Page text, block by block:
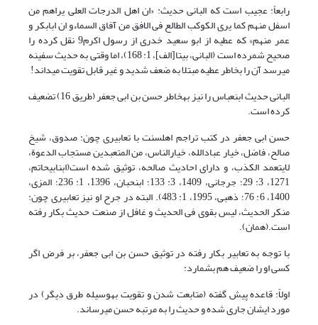
رابعاً: عجیب است که البانی حدیث: «ان اهل الدرجات العلی یراهم من
اسفل منهم کما یری الکوکب الطالع فی الافق من آفاق السماءو ان ابابکر و
عمر منهم» که عطیه از ابو سعید خدری از رسول اکرم9 نقل کرده را
صحیح شمرده است (البانی، بی‏تا[الف]، 1: 168)، اما وقتی به حدیث سفینه
می‏رسد آن را بخاطر عطیه مبتلا به ضعف شدید و غیر قابل تقویت می‏داند!
البانی حدیث ابن‏عباس را نیز به‏خاطر حسن بن ابی جعفر (طریق 16) تضعیف
کرده است.
حسن ابی جعفر در کتب تراجم اهل‏سنت با تعابیری چون: صدوق، شیخ
صالح، فاضل، خیار عبادالله، خیارالناس، من المتعبدین مستجاب الدعوة،
لایتعمد الکذب، و دارای احادیث صالحه، توثیق شده است(ابن‏ابی‏حاتم،
1271، 3: 29؛ جرجانی، 1409، 3: 133؛ ابن‏حبان، 1396، 1: 236؛ المزی،
1400، 6: 76؛ ذهبی، 1995، 1: 483). البته در جرح او نیز تعابیری چون:
منکر الحدیث، لیس بقوی فی الحدیث و غافل از صنعت حدیث بکار رفته
است.(همان).
با توجه به تعابیر بکار رفته در توثیق حسن بن ابی جعفر، بر فرض اگر
کسی او را ضعیف هم بشمارد:
اولاً: قاعده پیش گفته (متابعت شدن و تقویت به‏وسیله طرق دیگر) در
مورد ایشان جاری شده و حدیث را به مرتبه حسن می‏رساند.